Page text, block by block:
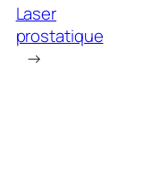
Laser
prostatique
→